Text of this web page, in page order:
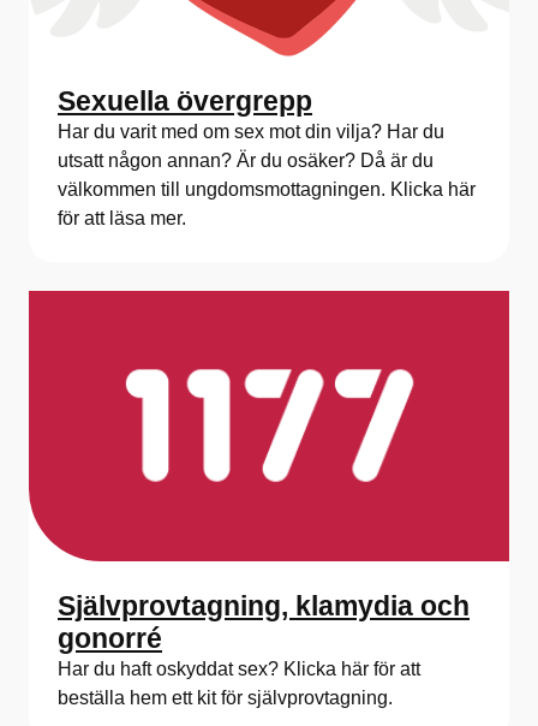
Sexuella övergrepp
Har du varit med om sex mot din vilja? Har du
utsatt någon annan? Är du osäker? Då är du
välkommen till ungdomsmottagningen. Klicka här
för att läsa mer.
Självprovtagning, klamydia och
gonorré
Har du haft oskyddat sex? Klicka här för att
beställa hem ett kit för självprovtagning.